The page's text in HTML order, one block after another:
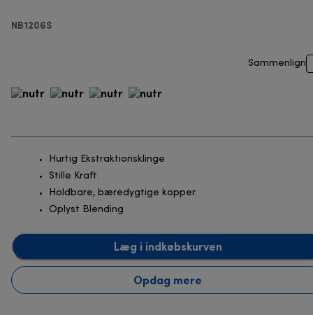
NB1206S
Sammenlign
Hurtig Ekstraktionsklinge
Stille Kraft.
Holdbare, bæredygtige kopper.
Oplyst Blending
Læg i indkøbskurven
Opdag mere